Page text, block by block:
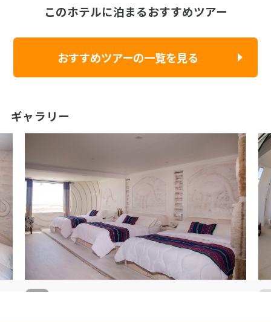
このホテルに泊まるおすすめツアー
おすすめツアーの一覧を見る
ギャラリー